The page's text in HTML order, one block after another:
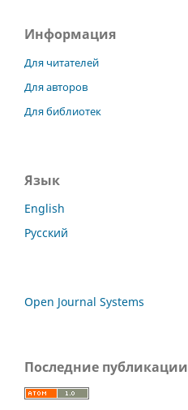
Информация
Для читателей
Для авторов
Для библиотек
Язык
English
Русский
Open Journal Systems
Последние публикации